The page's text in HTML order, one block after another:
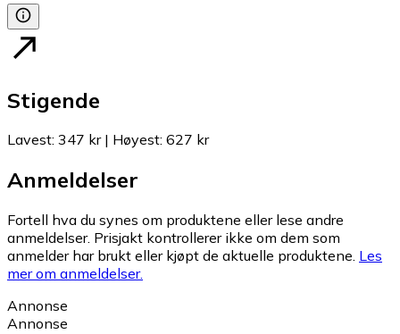
Stigende
Lavest: 347 kr| Høyest: 627 kr
Anmeldelser
Fortell hva du synes om produktene eller lese andre
anmeldelser. Prisjakt kontrollerer ikke om dem som
anmelder har brukt eller kjøpt de aktuelle produktene. Les
mer om anmeldelser.
Annonse
Annonse